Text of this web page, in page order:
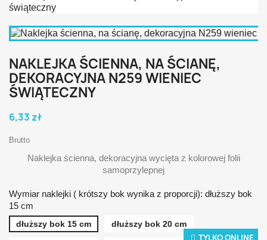
TYLKO ONLINE
NAKLEJKA ŚCIENNA, NA ŚCIANĘ,
DEKORACYJNA N259 WIENIEC
ŚWIĄTECZNY
6,33 zł
Brutto
Naklejka ścienna, dekoracyjna wycięta z kolorowej folii
samoprzylepnej
Wymiar naklejki ( krótszy bok wynika z proporcji): dłuższy bok
15 cm
dłuższy bok 15 cm dłuższy bok 20 cm